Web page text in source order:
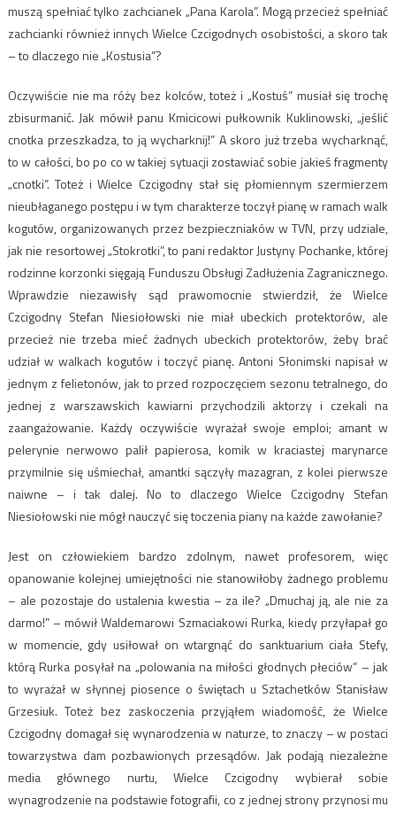
muszą spełniać tylko zachcianek „Pana Karola”. Mogą przecież spełniać
zachcianki również innych Wielce Czcigodnych osobistości, a skoro tak
– to dlaczego nie „Kostusia”?
Oczywiście nie ma róży bez kolców, toteż i „Kostuś” musiał się trochę
zbisurmanić. Jak mówił panu Kmicicowi pułkownik Kuklinowski, „jeślić
cnotka przeszkadza, to ją wycharknij!” A skoro już trzeba wycharknąć,
to w całości, bo po co w takiej sytuacji zostawiać sobie jakieś fragmenty
„cnotki”. Toteż i Wielce Czcigodny stał się płomiennym szermierzem
nieubłaganego postępu i w tym charakterze toczył pianę w ramach walk
kogutów, organizowanych przez bezpieczniaków w TVN, przy udziale,
jak nie resortowej „Stokrotki”, to pani redaktor Justyny Pochanke, której
rodzinne korzonki sięgają Funduszu Obsługi Zadłużenia Zagranicznego.
Wprawdzie niezawisły sąd prawomocnie stwierdził, że Wielce
Czcigodny Stefan Niesiołowski nie miał ubeckich protektorów, ale
przecież nie trzeba mieć żadnych ubeckich protektorów, żeby brać
udział w walkach kogutów i toczyć pianę. Antoni Słonimski napisał w
jednym z felietonów, jak to przed rozpoczęciem sezonu tetralnego, do
jednej z warszawskich kawiarni przychodzili aktorzy i czekali na
zaangażowanie. Każdy oczywiście wyrażał swoje emploi; amant w
pelerynie nerwowo palił papierosa, komik w kraciastej marynarce
przymilnie się uśmiechał, amantki sączyły mazagran, z kolei pierwsze
naiwne – i tak dalej. No to dlaczego Wielce Czcigodny Stefan
Niesiołowski nie mógł nauczyć się toczenia piany na każde zawołanie?
Jest on człowiekiem bardzo zdolnym, nawet profesorem, więc
opanowanie kolejnej umiejętności nie stanowiłoby żadnego problemu
– ale pozostaje do ustalenia kwestia – za ile? „Dmuchaj ją, ale nie za
darmo!” – mówił Waldemarowi Szmaciakowi Rurka, kiedy przyłapał go
w momencie, gdy usiłował on wtargnąć do sanktuarium ciała Stefy,
którą Rurka posyłał na „polowania na miłości głodnych płeciów” – jak
to wyrażał w słynnej piosence o świętach u Sztachetków Stanisław
Grzesiuk. Toteż bez zaskoczenia przyjąłem wiadomość, że Wielce
Czcigodny domagał się wynarodzenia w naturze, to znaczy – w postaci
towarzystwa dam pozbawionych przesądów. Jak podają niezależne
media głównego nurtu, Wielce Czcigodny wybierał sobie
wynagrodzenie na podstawie fotografii, co z jednej strony przynosi mu